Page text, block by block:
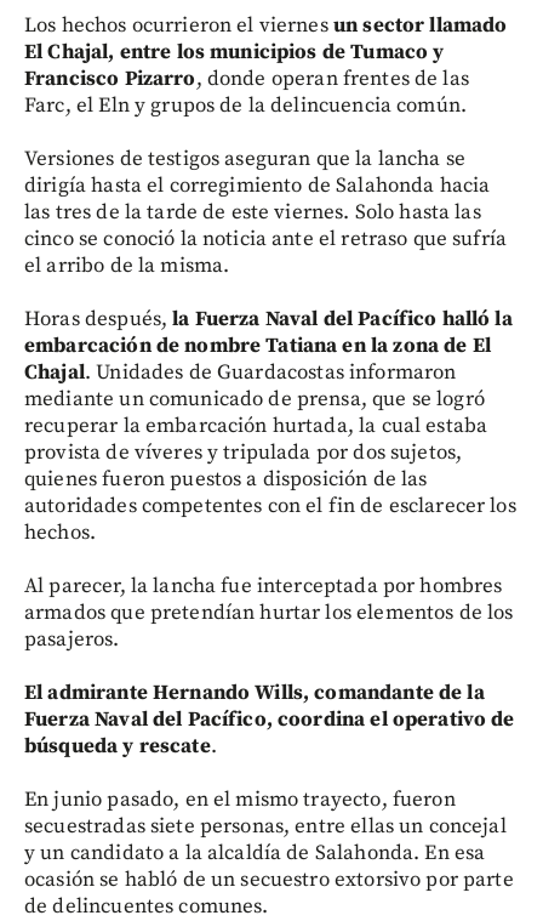
Los hechos ocurrieron el viernesun sector llamado
El Chajal, entre los municipios de Tumaco y
Francisco Pizarro, donde operan frentes de las
Farc, el Eln y grupos de la delincuencia común.
Versiones de testigos aseguran que la lancha se
dirigía hasta el corregimiento de Salahonda hacia
las tres de la tarde de este viernes. Solo hasta las
cinco se conoció la noticia ante el retraso que sufría
el arribo de la misma.
Horas después,la Fuerza Naval del Pacífico halló la
embarcación de nombre Tatiana en la zona de El
Chajal. Unidades de Guardacostas informaron
mediante un comunicado de prensa, que se logró
recuperar la embarcación hurtada, la cual estaba
provista de víveres y tripulada por dos sujetos,
quienes fueron puestos a disposición de las
autoridades competentes con el fin de esclarecer los
hechos.
Al parecer, la lancha fue interceptada por hombres
armados que pretendían hurtar los elementos de los
pasajeros.
El admirante Hernando Wills, comandante de la
Fuerza Naval del Pacífico, coordina el operativo de
búsqueda y rescate.
En junio pasado, en el mismo trayecto, fueron
secuestradas siete personas, entre ellas un concejal
y un candidato a la alcaldía de Salahonda. En esa
ocasión se habló de un secuestro extorsivo por parte
de delincuentes comunes.